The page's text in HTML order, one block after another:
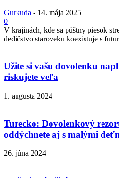
Gurkuda - 14. mája 2025
0
V krajinách, kde sa púštny piesok
dedičstvo staroveku koexistuje s
Užite si vašu dovolenku
riskujete veľa
1. augusta 2024
Turecko: Dovolenkový
oddýchnete aj s malými
26. júna 2024